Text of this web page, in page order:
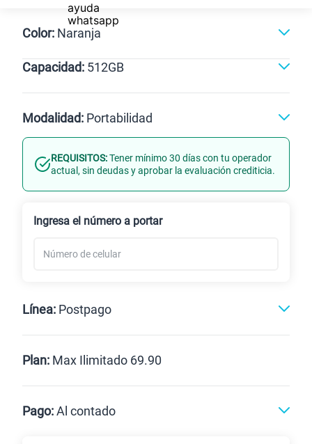
Color: Naranja
Naranja
Capacidad: 512GB
512GB
Modalidad: Portabilidad
Línea Nueva Portabilidad
REQUISITOS:Tener mínimo 30 días con tu operador
actual, sin deudas y aprobar la evaluación crediticia.
Ingresa el número a portar
Línea: Postpago
Postpago
Plan: Max Ilimitado 69.90
Pago:Al contado